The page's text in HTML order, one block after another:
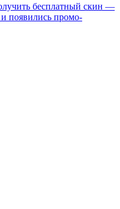
бесплатный скин —
и появились промо-